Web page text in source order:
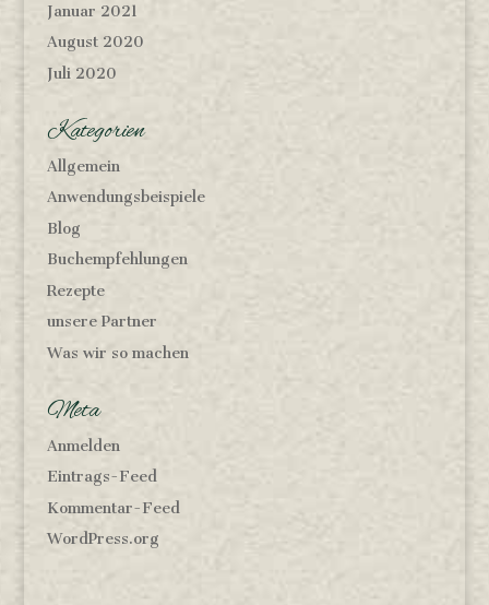
Januar 2021
August 2020
Juli 2020
Kategorien
Allgemein
Anwendungsbeispiele
Blog
Buchempfehlungen
Rezepte
unsere Partner
Was wir so machen
Meta
Anmelden
Eintrags-Feed
Kommentar-Feed
WordPress.org